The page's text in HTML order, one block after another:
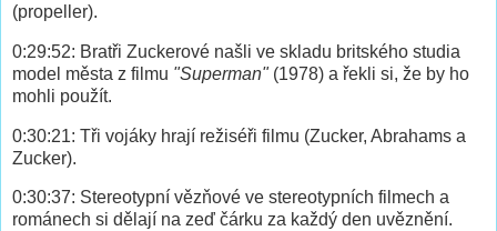
(propeller).
0:29:52: Bratři Zuckerové našli ve skladu britského studia
model města z filmu "Superman"(1978) a řekli si, že by ho
mohli použít.
0:30:21: Tři vojáky hrají režiséři filmu (Zucker, Abrahams a
Zucker).
0:30:37: Stereotypní vězňové ve stereotypních filmech a
románech si dělají na zeď čárku za každý den uvěznění.